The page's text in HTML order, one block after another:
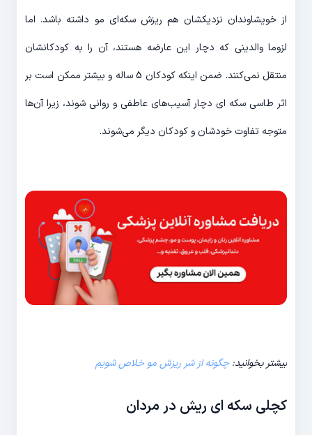
از خویشاوندان نزدیکشان هم ریزش سکه‌ای مو داشته باشد. اما
لزوما والدینی که دچار این عارضه هستند، آن را به کودکانشان
منتقل نمی‌کنند. ضمن اینکه کودکان 5 ساله و بیشتر ممکن است بر
اثر طاسی سکه ای دچار آسیب‌های عاطفی و روانی شوند، زیرا آن‌ها
متوجه تفاوت خودشان و کودکان دیگر می‌شوند.
بیشتر بخوانید:چگونه از شر ریزش مو خلاص شویم
کچلی سکه ای ریش در مردان